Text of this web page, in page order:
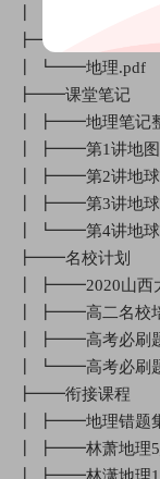
┣━━讲义
┃ ┗━━地理.pdf
┣━━课堂笔记
┃ ┣━━地理笔记
┃ ┣━━第1讲地图
┃ ┣━━第2讲地球
┃ ┣━━第3讲地球
┃ ┗━━第4讲地球
┣━━名校计划
┃ ┣━━2020山西
┃ ┣━━高二名校
┃ ┣━━高考必刷
┃ ┗━━高考必刷
┣━━衔接课程
┃ ┣━━地理错题
┃ ┣━━林萧地理